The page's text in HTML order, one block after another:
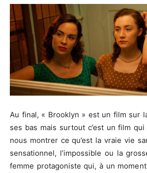
Au final, « Brooklyn » est un film sur
ses bas mais surtout c’est un film qui
nous montrer ce qu’est la vraie vie
sensationnel, l’impossible ou la
femme protagoniste qui, à un